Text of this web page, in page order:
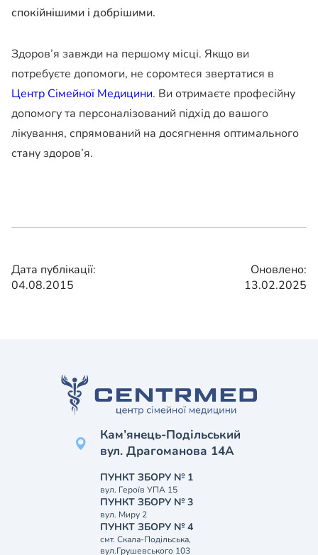
спокійнішими і добрішими.
Здоров’я завжди на першому місці. Якщо ви
потребуєте допомоги, не соромтеся звертатися в
Центр Сімейної Медицини. Ви отримаєте професійну
допомогу та персоналізований підхід до вашого
лікування, спрямований на досягнення оптимального
стану здоров’я.
Дата публікації:
04.08.2015
Оновлено:
13.02.2025
Кам’янець-Подільський
вул. Драгоманова 14А
ПУНКТ ЗБОРУ № 1
вул. Героїв УПА 15
ПУНКТ ЗБОРУ № 3
вул. Миру 2
ПУНКТ ЗБОРУ № 4
смт. Скала-Подільська,
вул.Грушевського 103